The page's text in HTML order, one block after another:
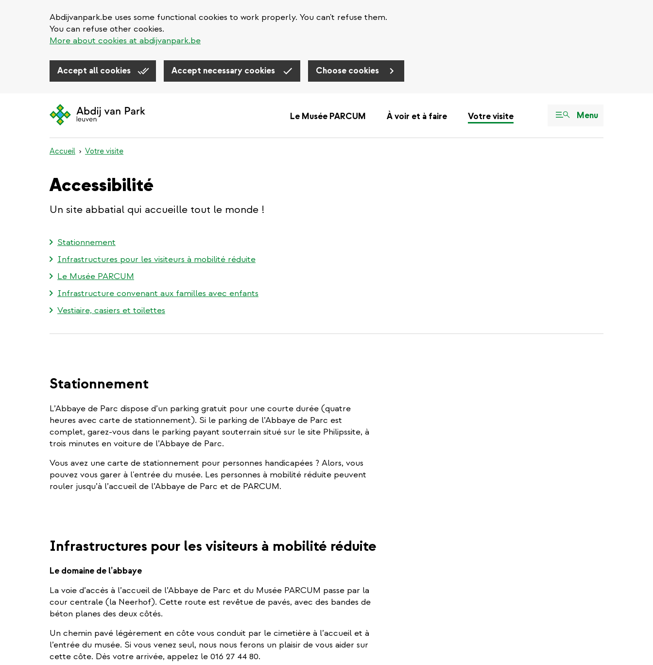
Abdijvanpark.be uses some functional cookies to work properly. You can't refuse them.
You can refuse other cookies.
More about cookies at abdijvanpark.be
Accept all cookies Accept necessary cookies Choose cookies
Le Musée PARCUM À voir et à faire Votre visite Menu
Accueil Votre visite
Accessibilité
Un site abbatial qui accueille tout le monde !
Stationnement
Infrastructures pour les visiteurs à mobilité réduite
Le Musée PARCUM
Infrastructure convenant aux familles avec enfants
Vestiaire, casiers et toilettes
Stationnement
L’Abbaye de Parc dispose d’un parking gratuit pour une courte durée (quatre
heures avec carte de stationnement). Si le parking de l’Abbaye de Parc est
complet, garez-vous dans le parking payant souterrain situé sur le site Philipssite, à
trois minutes en voiture de l’Abbaye de Parc.
Vous avez une carte de stationnement pour personnes handicapées ? Alors, vous
pouvez vous garer à l'entrée du musée. Les personnes à mobilité réduite peuvent
rouler jusqu’à l’accueil de l’Abbaye de Parc et de PARCUM.
Infrastructures pour les visiteurs à mobilité réduite
Le domaine de l’abbaye
La voie d’accès à l’accueil de l’Abbaye de Parc et du Musée PARCUM passe par la
cour centrale (la Neerhof). Cette route est revêtue de pavés, avec des bandes de
béton planes des deux côtés.
Un chemin pavé légèrement en côte vous conduit par le cimetière à l’accueil et à
l’entrée du musée. Si vous venez seul, nous nous ferons un plaisir de vous aider sur
cette côte. Dès votre arrivée, appelez le 016 27 44 80.